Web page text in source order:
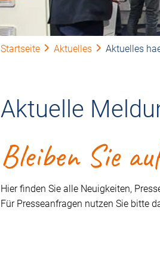
Startseite Aktuelles Aktuelles
Aktuelle
Bleiben Sie
Hier finden Sie alle Neuigkeiten,
Für Presseanfragen nutzen Sie bitte